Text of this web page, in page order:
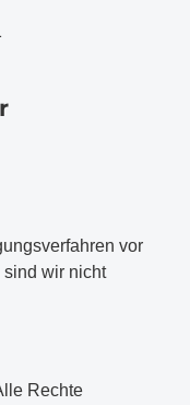
vor
wir nicht
Rechte